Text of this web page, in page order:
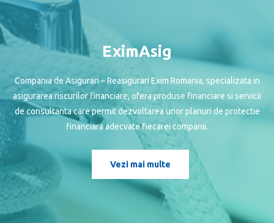
EximAsig
Compania de Asigurari – Reasigurari Exim Romania, specializata in
asigurarea riscurilor financiare, ofera produse financiare si servicii
de consultanta care permit dezvoltarea unor planuri de protectie
financiara adecvate fiecarei companii.
Vezi mai multe